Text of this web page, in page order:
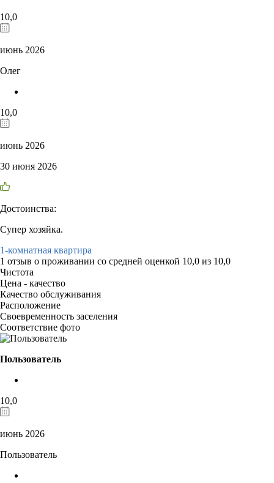
10,0
июнь 2026
Олег
10,0
июнь 2026
30 июня 2026
Достоинства:
Супер хозяйка.
1-комнатная квартира
1 отзыв о проживании со средней оценкой 10,0 из 10,0
Чистота
Цена - качество
Качество обслуживания
Расположение
Своевременность заселения
Соответствие фото
Пользователь
10,0
июнь 2026
Пользователь